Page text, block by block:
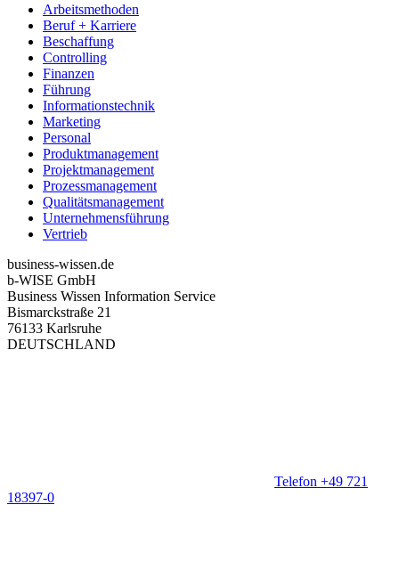
Arbeitsmethoden
Beruf + Karriere
Beschaffung
Controlling
Finanzen
Führung
Informationstechnik
Marketing
Personal
Produktmanagement
Projektmanagement
Prozessmanagement
Qualitätsmanagement
Unternehmensführung
Vertrieb
business-wissen.de
b-WISE GmbH
Business Wissen Information Service
Bismarckstraße 21
76133 Karlsruhe
DEUTSCHLAND
Telefon +49 721
18397-0